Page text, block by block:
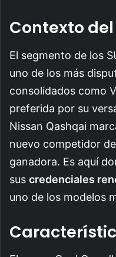
Contexto
El segmento de los
uno de los más
consolidados como
preferida por su
Nissan Qashqai
nuevo competidor
ganadora. Es aquí
sus credenciales
uno de los modelos